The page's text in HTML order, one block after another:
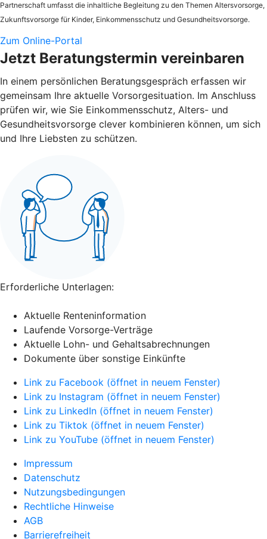
Partnerschaft umfasst die inhaltliche Begleitung zu den Themen Altersvorsorge,
Zukunftsvorsorge für Kinder, Einkommensschutz und Gesundheitsvorsorge.
Zum Online-Portal
Jetzt Beratungstermin vereinbaren
In einem persönlichen Beratungsgespräch erfassen wir
gemeinsam Ihre aktuelle Vorsorgesituation. Im Anschluss
prüfen wir, wie Sie Einkommensschutz, Alters- und
Gesundheitsvorsorge clever kombinieren können, um sich
und Ihre Liebsten zu schützen.
Erforderliche Unterlagen:
Aktuelle Renteninformation
Laufende Vorsorge-Verträge
Aktuelle Lohn- und Gehaltsabrechnungen
Dokumente über sonstige Einkünfte
Link zu Facebook (öffnet in neuem Fenster)
Link zu Instagram (öffnet in neuem Fenster)
Link zu LinkedIn (öffnet in neuem Fenster)
Link zu Tiktok (öffnet in neuem Fenster)
Link zu YouTube (öffnet in neuem Fenster)
Impressum
Datenschutz
Nutzungsbedingungen
Rechtliche Hinweise
AGB
Barrierefreiheit